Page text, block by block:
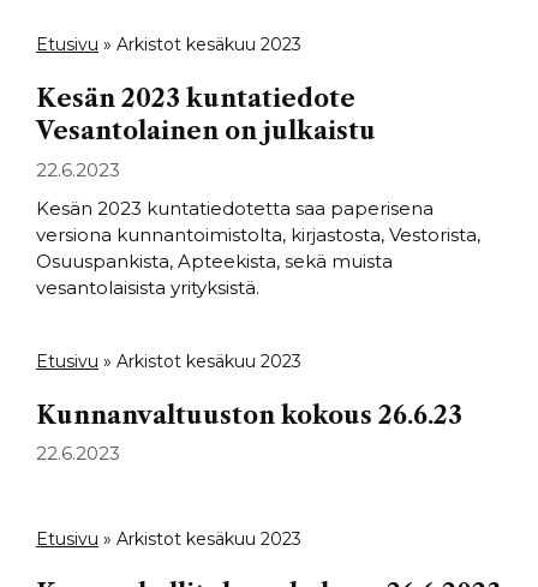
Etusivu » Arkistot kesäkuu 2023
Kesän 2023 kuntatiedote
Vesantolainen on julkaistu
22.6.2023
Kesän 2023 kuntatiedotetta saa paperisena
versiona kunnantoimistolta, kirjastosta, Vestorista,
Osuuspankista, Apteekista, sekä muista
vesantolaisista yrityksistä.
Etusivu » Arkistot kesäkuu 2023
Kunnanvaltuuston kokous 26.6.23
22.6.2023
Etusivu » Arkistot kesäkuu 2023